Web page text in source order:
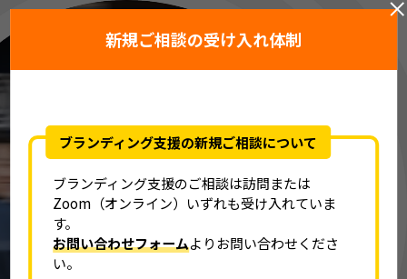
新規ご相談の受け入れ体制
ブランディング支援の新規ご相談について
ブランディング支援のご相談は訪問または
Zoom（オンライン）いずれも受け入れていま
す。
お問い合わせフォームよりお問い合わせくださ
い。